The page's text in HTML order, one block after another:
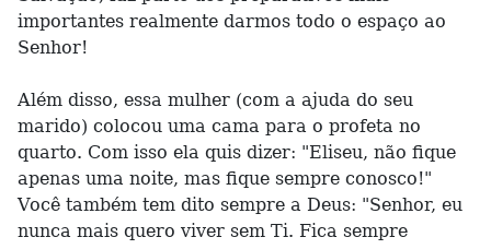
importantes realmente darmos todo o espaço ao
Senhor!
Além disso, essa mulher (com a ajuda do seu
marido) colocou uma cama para o profeta no
quarto. Com isso ela quis dizer: "Eliseu, não fique
apenas uma noite, mas fique sempre conosco!"
Você também tem dito sempre a Deus: "Senhor, eu
nunca mais quero viver sem Ti. Fica sempre